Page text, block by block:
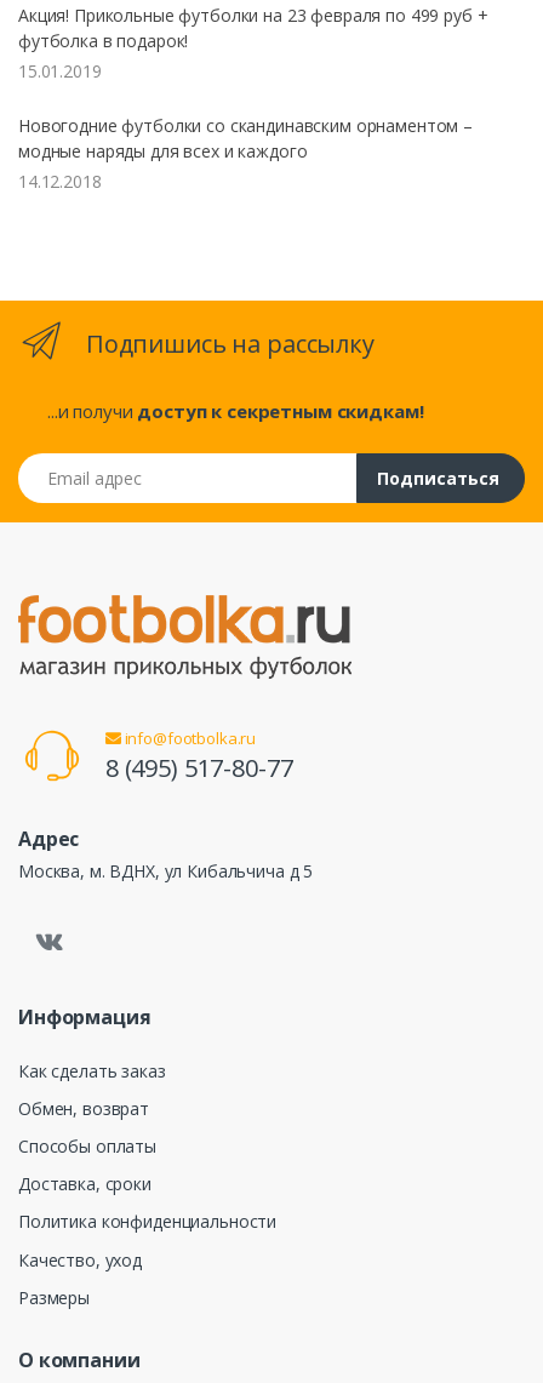
Акция! Прикольные футболки на 23 февраля по 499 руб +
футболка в подарок!
15.01.2019
Новогодние футболки со скандинавским орнаментом –
модные наряды для всех и каждого
14.12.2018
Подпишись на рассылку
...и получи доступ к секретным скидкам!
Email адрес
Подписаться
info@footbolka.ru
8 (495) 517-80-77
Адрес
Москва, м. ВДНХ, ул Кибальчича д 5
Информация
Как сделать заказ
Обмен, возврат
Способы оплаты
Доставка, сроки
Политика конфиденциальности
Качество, уход
Размеры
О компании